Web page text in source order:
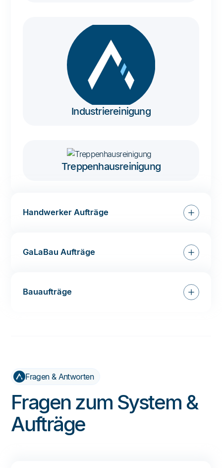
Industriereinigung
Treppenhausreinigung
Handwerker Aufträge
GaLaBau Aufträge
Bauaufträge
Fragen & Antworten
Fragen zum System &
Aufträge